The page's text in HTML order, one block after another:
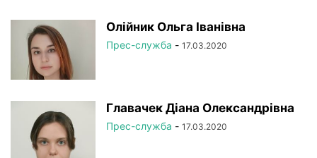
Олійник Ольга Іванівна
Прес-служба - 17.03.2020
Главачек Діана Олександрівна
Прес-служба - 17.03.2020